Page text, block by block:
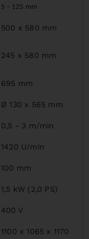
5 – 125 mm
500 x 580 mm
245 x 580 mm
695 mm
Ø 130 x 565 mm
0,5 - 3 m/min
1420 U/min
100 mm
1,5 kW (2,0 PS)
400 V
1100 x 1065 x 1170